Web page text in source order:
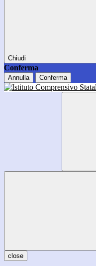
Chiudi
Conferma
Annulla Conferma
close